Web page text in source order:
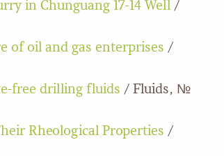
in Chunguang 17-14 Well /
of oil and gas enterprises /
free drilling fluids / Fluids, №
Rheological Properties /